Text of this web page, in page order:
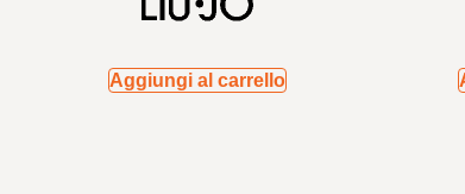
Aggiungi al carrello